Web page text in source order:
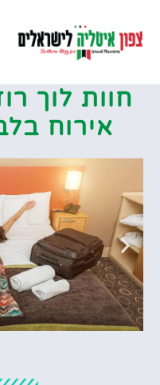
חוות לוך
אירוח